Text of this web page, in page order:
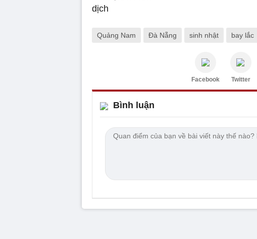
Quảng Nam Đà Nẵng sinh nhật bay lắc
Facebook Twitter
Bình luận